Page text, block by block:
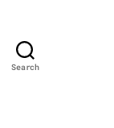
Search